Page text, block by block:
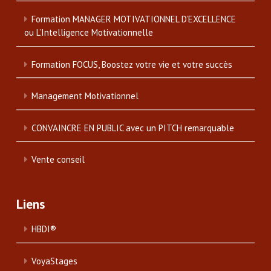
Formation MANAGER MOTIVATIONNEL D’EXCELLENCE
ou L’Intelligence Motivationnelle
Formation FOCUS, Boostez votre vie et votre succès
Management Motivationnel
CONVAINCRE EN PUBLIC avec un PITCH remarquable
Vente conseil
Liens
HBDI®
VoyaStages